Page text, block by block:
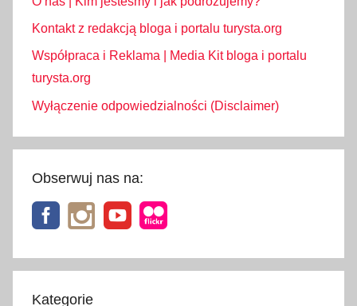
Kontakt z redakcją bloga i portalu turysta.org
Współpraca i Reklama | Media Kit bloga i portalu
turysta.org
Wyłączenie odpowiedzialności (Disclaimer)
Obserwuj nas na:
Kategorie